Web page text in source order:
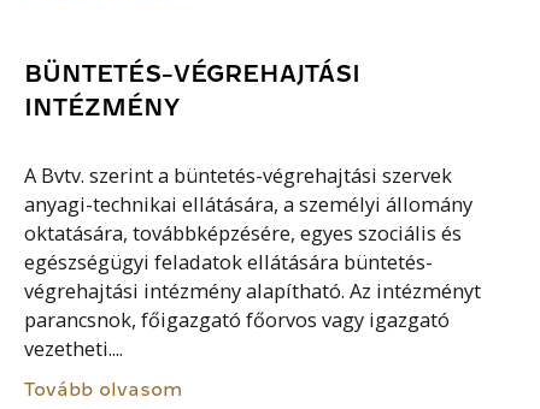
BÜNTETÉS-VÉGREHAJTÁSI
INTÉZMÉNY
A Bvtv. szerint a büntetés-végrehajtási szervek
anyagi-technikai ellátására, a személyi állomány
oktatására, továbbképzésére, egyes szociális és
egészségügyi feladatok ellátására büntetés-
végrehajtási intézmény alapítható. Az intézményt
parancsnok, főigazgató főorvos vagy igazgató
vezetheti....
Tovább olvasom